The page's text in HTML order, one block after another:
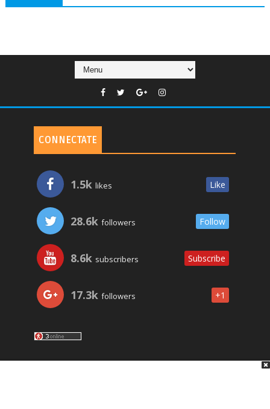
CONNECTATE
1.5k likes Like
28.6k followers Follow
8.6k subscribers Subscribe
17.3k followers +1